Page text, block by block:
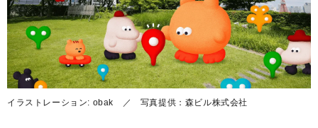
イラストレーション: obak ／ 写真提供：森ビル株式会社